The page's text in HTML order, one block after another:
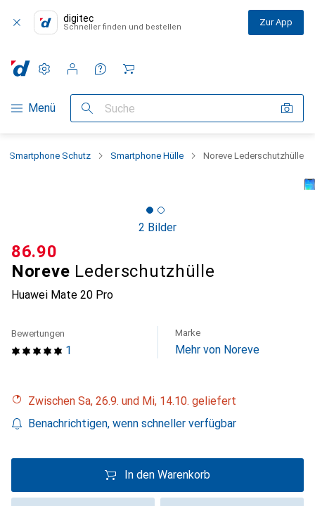
digitec
Schneller finden und bestellen Zur App
Navigation nach Kategorien
Menü Suche
Einstellungen
Kundenkonto
Vergleichslisten
Merklisten
Warenkorb
Smartphone Schutz Smartphone Hülle Noreve Lederschutzhülle
2 Bilder
Noreve Lederschutzhülle
Huawei Mate 20 Pro
CHF
86.90
1
Bewertungen Marke
Mehr von Noreve
Zwischen Sa, 26.9. und Mi, 14.10. geliefert
Benachrichtigen, wenn schneller verfügbar
In den Warenkorb